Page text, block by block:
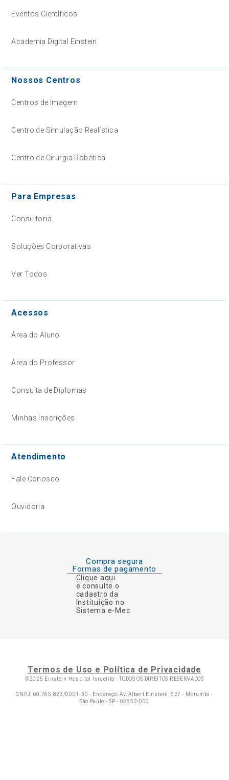
Eventos Científicos
Academia Digital Einstein
Nossos Centros
Centros de Imagem
Centro de Simulação Realística
Centro de Cirurgia Robótica
Para Empresas
Consultoria
Soluções Corporativas
Ver Todos
Acessos
Área do Aluno
Área do Professor
Consulta de Diplomas
Minhas Inscrições
Atendimento
Fale Conosco
Ouvidoria
Compra segura
Formas de pagamento
Clique aqui
e consulte o
cadastro da
Instituição no
Sistema e-Mec
Termos de Uso e Política de Privacidade
©2025 Einstein Hospital Israelita -TODOS OS DIREITOS RESERVADOS
CNPJ: 60.765.823/0001-30 - Endereço: Av. Albert Einstein, 627 - Morumbi -
São Paulo - SP - 05652-000